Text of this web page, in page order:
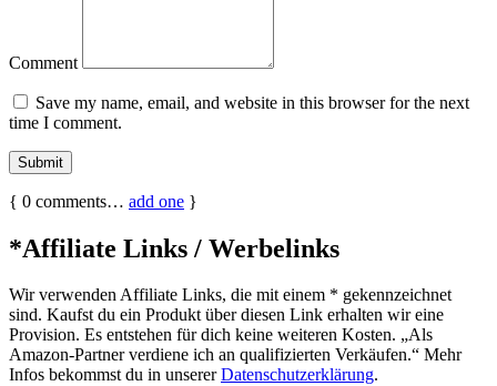
Comment
Save my name, email, and website in this browser for the next
time I comment.
{ 0 comments… add one }
*Affiliate Links / Werbelinks
Wir verwenden Affiliate Links, die mit einem * gekennzeichnet
sind. Kaufst du ein Produkt über diesen Link erhalten wir eine
Provision. Es entstehen für dich keine weiteren Kosten. „Als
Amazon-Partner verdiene ich an qualifizierten Verkäufen.“ Mehr
Infos bekommst du in unsererDatenschutzerklärung.